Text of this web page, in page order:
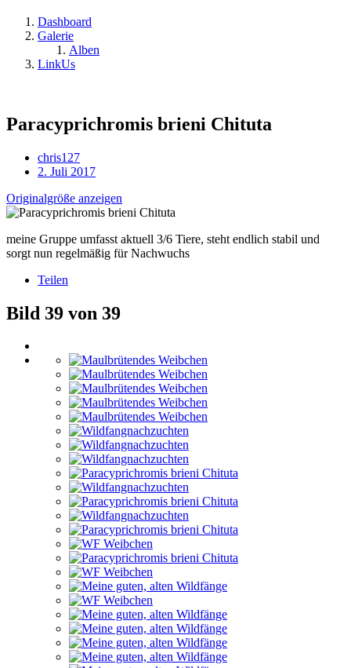
Dashboard
Galerie
Alben
LinkUs
Paracyprichromis brieni Chituta
chris127
2. Juli 2017
Originalgröße anzeigen
meine Gruppe umfasst aktuell 3/6 Tiere, steht endlich stabil und
sorgt nun regelmäßig für Nachwuchs
Teilen
Bild 39 von 39